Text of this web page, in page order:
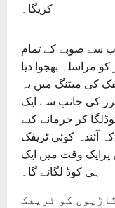
کریگا۔
سے صوبے کے تمام
مراسلہ بھجوا دیا
کی میٹنگ میں یہ
کی جانب سے ایک
کر جرمانے کیے
آئندہ کوئی ٹریفک
وقت میں ایک
ہی کوڈ لگائے گا۔
کو ٹریفک